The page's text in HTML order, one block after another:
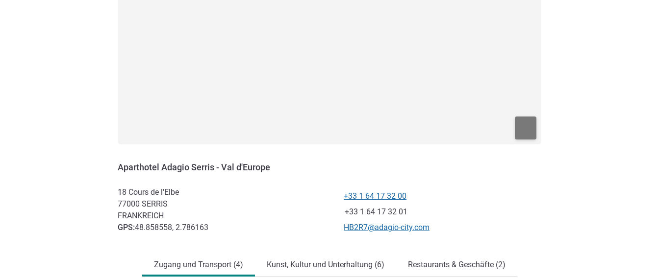
Aparthotel Adagio Serris - Val d'Europe
18 Cours de l'Elbe
77000 SERRIS
FRANKREICH
GPS:48.858558, 2.786163
+33 1 64 17 32 00
Fax
+33 1 64 17 32 01
Kontakt-E-Mail
HB2R7@adagio-city.com
Zugang und Transport (4) Kunst, Kultur und Unterhaltung (6) Restaurants & Geschäfte (2)